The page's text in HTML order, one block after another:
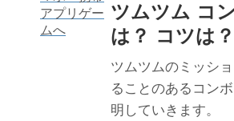
ツムツム コ
は？ コツは？
ツムツムのミッシ
ることのあるコン
明していきます。